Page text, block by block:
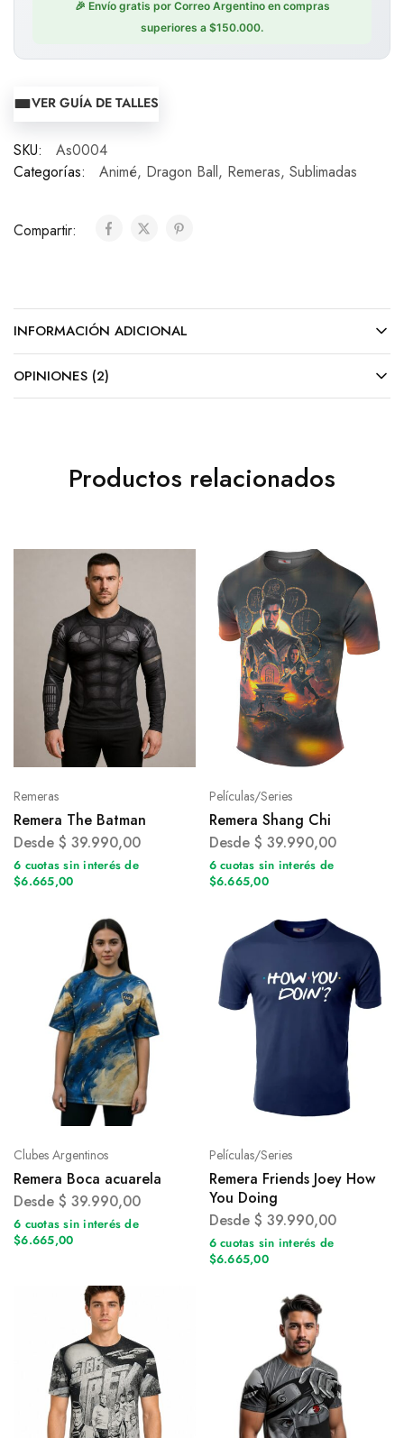
🎉 Envío gratis por Correo Argentino en compras
superiores a $150.000.
VER GUÍA DE TALLES
SKU:
As0004
Categorías:
Animé, Dragon Ball, Remeras, Sublimadas
Compartir:
INFORMACIÓN ADICIONAL
OPINIONES (2)
Productos relacionados
Remeras
Remera The Batman
Desde $ 39.990,00
6 cuotas sin interés de
$6.665,00
Películas/Series
Remera Shang Chi
Desde $ 39.990,00
6 cuotas sin interés de
$6.665,00
Clubes Argentinos
Remera Boca acuarela
Desde $ 39.990,00
6 cuotas sin interés de
$6.665,00
Películas/Series
Remera Friends Joey How
You Doing
Desde $ 39.990,00
6 cuotas sin interés de
$6.665,00